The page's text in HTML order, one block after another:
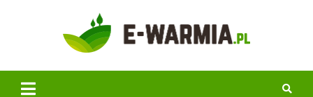
www.e-warmia.pl